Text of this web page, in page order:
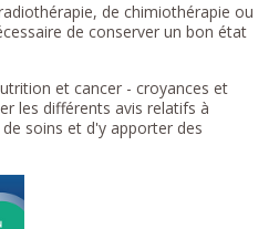
de chimiothérapie ou
de conserver un bon état
et cancer - croyances et
les différents avis relatifs à
soins et d'y apporter des